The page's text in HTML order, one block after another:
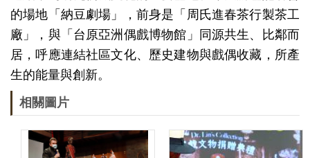
料
開
放
宣
告
著
的場地「納豆劇場」，前身是「周氏進春茶行製茶工
廠」，與「台原亞洲偶戲博物館」同源共生、比鄰而
居，呼應連結社區文化、歷史建物與戲偶收藏，所產
生的能量與創新。
相關圖片